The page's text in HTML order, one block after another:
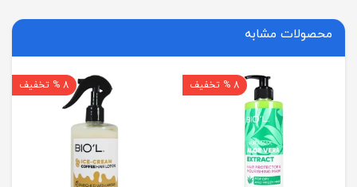
محصولات مشابه
8 % تخفیف 8 % تخفیف